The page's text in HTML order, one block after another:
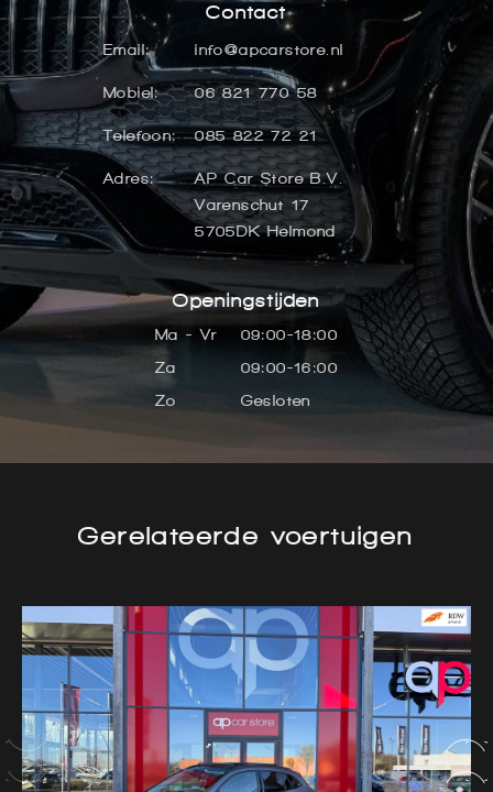
Contact
Email: info@apcarstore.nl
Mobiel: 06 821 770 58
Telefoon: 085 822 72 21
Adres:
AP Car Store B.V.
Varenschut 17
5705DK Helmond
Openingstijden
Ma - Vr
09:00-18:00
Za
09:00-16:00
Zo
Gesloten
Gerelateerde voertuigen